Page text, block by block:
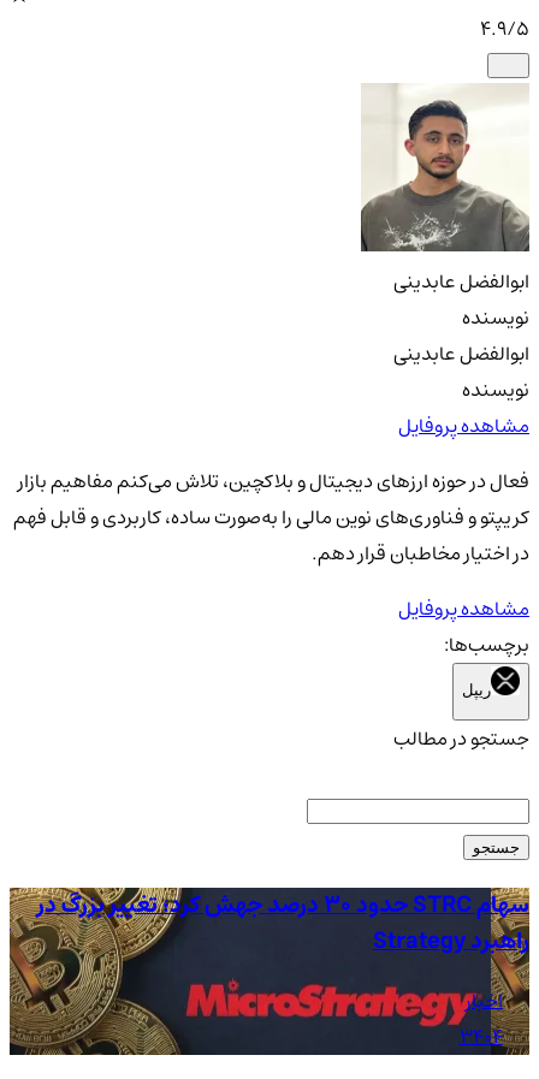
4.9/5
ابوالفضل عابدینی
نویسنده
ابوالفضل عابدینی
نویسنده
مشاهده پروفایل
فعال در حوزه ارزهای دیجیتال و بلاکچین، تلاش می‌کنم مفاهیم بازار
کریپتو و فناوری‌های نوین مالی را به‌صورت ساده، کاربردی و قابل فهم
در اختیار مخاطبان قرار دهم.
مشاهده پروفایل
برچسب‌ها:
ریپل
جستجو در مطالب
جستجو
سهام STRC حدود 30 درصد جهش کرد؛ تغییر بزرگ در
راهبرد Strategy
اخبار
3404